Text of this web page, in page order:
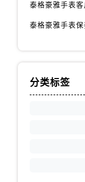
分类标签